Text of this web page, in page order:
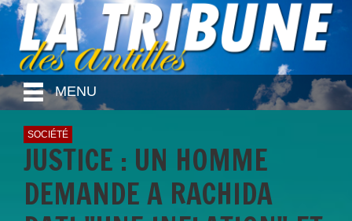
MENU
SOCIÉTÉ
JUSTICE : UN HOMME
DEMANDE A RACHIDA